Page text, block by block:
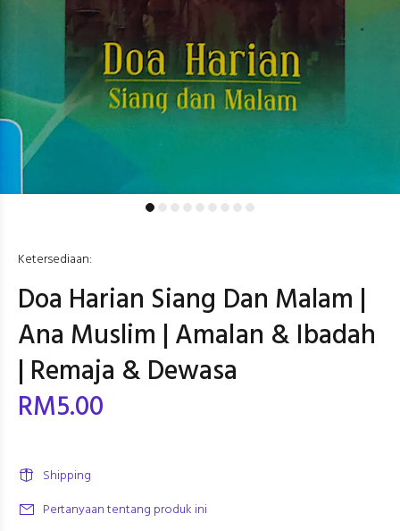
Ketersediaan:
Doa Harian Siang Dan Malam |
Ana Muslim | Amalan & Ibadah
| Remaja & Dewasa
RM5.00
Shipping
Pertanyaan tentang produk ini